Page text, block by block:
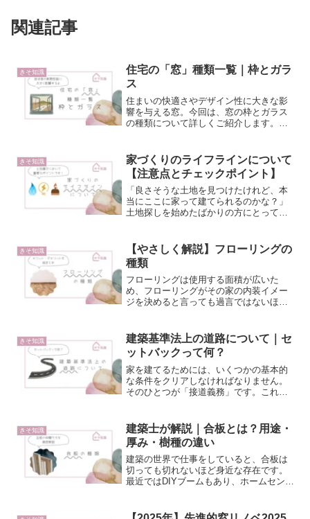
関連記事
きそ知識
住宅の「窓」種類一覧｜枠とガラ
ス
住まいの快適さやデザイン性に大きな影
響を与える窓。今回は、窓の枠とガラス
の種類について詳しくご紹介します。選
を選びましょう。なお、はじめにお知ら
せしておきますが、現在は...
きそ知識
家づくりのライフラインについて
【注意点とチェックポイント】
「良さそうな土地を見つけたけれど、本
当にここに家って建てられるのかな？」
土地探しを始めたばかりの方にとって、
など、いくつもの法律による制限があり
ます。それらの法令をクリ...
きそ知識
【やさしく解説】フローリングの
種類
フローリングは使用する面積が広いた
め、フローリングがその家の内装イメー
ジを決めると言っても過言ではないほど
メリットがあります。今回は、そんな
「フローリングの種類」につい...
きそ知識
建築基準法上の道路について｜セ
ットバックって何？
家を建てるためには、いくつかの基本的
な条件をクリアしなければなりません。
そのひとつが「接道義務」です。これ
う、建築基準法で定められたルールで
す。つまり、どんなに広い土地...
きそ知識
建築士が解説｜合板とは？用途・
厚み・樹種の違い
建築の世界で仕事をしていると、合板は
切っても切れないほど身近な存在です。
最近ではDIYブームもあり、ホームセンタ
この合板。種類がとにかく多いんです。